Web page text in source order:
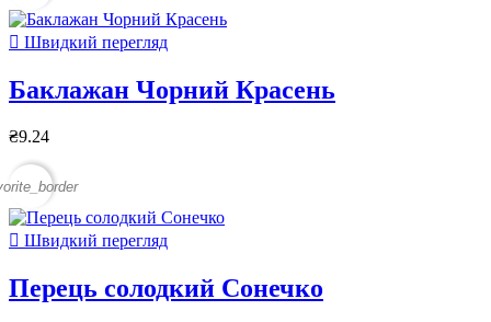
 Швидкий перегляд
Баклажан Чорний Красень
₴9.24
 Швидкий перегляд
Перець солодкий Сонечко